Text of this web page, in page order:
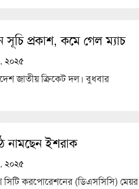
সূচি প্রকাশ, কমে গেল ম্যাচ
২০২৫
জাতীয় ক্রিকেট দল। বুধবার
নামছেন ইশরাক
২০২৫
সিটি করপোরেশনের (ডিএসসিসি) মেয়র